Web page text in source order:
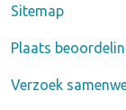
Sitemap
Plaats
Verzoek